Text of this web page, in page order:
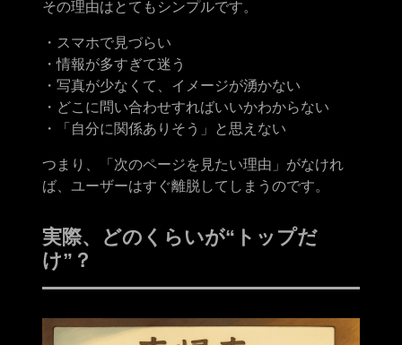
その理由はとてもシンプルです。
・スマホで見づらい
・情報が多すぎて迷う
・写真が少なくて、イメージが湧かない
・どこに問い合わせすればいいかわからない
・「自分に関係ありそう」と思えない
つまり、「次のページを見たい理由」がなけれ
ば、ユーザーはすぐ離脱してしまうのです。
実際、どのくらいが“トップだ
け”？